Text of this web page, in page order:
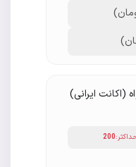
(اکانت ایرانی)
200